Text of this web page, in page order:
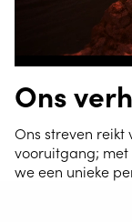
Ons
Ons streven
vooruitgang;
we een unieke